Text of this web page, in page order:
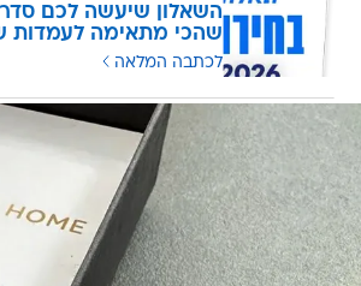
השאלון שיעשה לכם
שהכי מתאימה לעמדות
לכתבה המלאה